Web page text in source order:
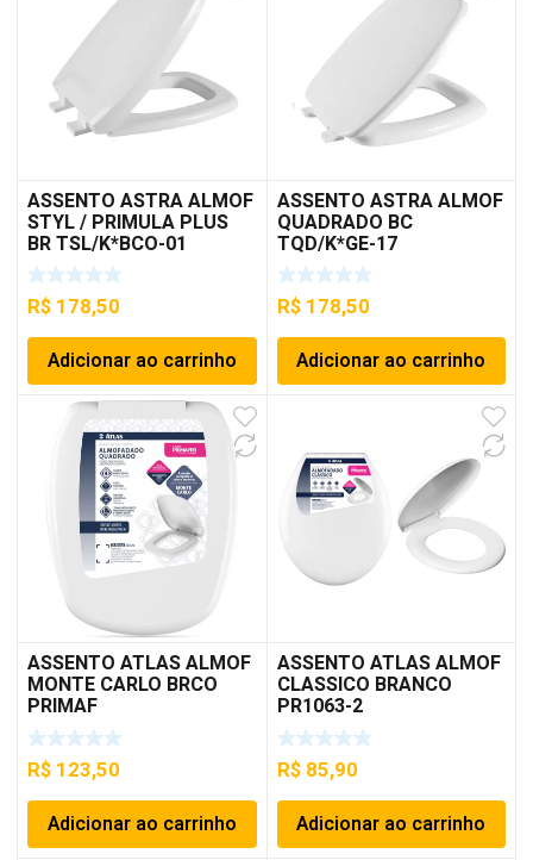
ASSENTO ASTRA ALMOF
STYL / PRIMULA PLUS
BR TSL/K*BCO-01
R$ 178,50
Adicionar ao carrinho
ASSENTO ASTRA ALMOF
QUADRADO BC
TQD/K*GE-17
R$178,50
Adicionar ao carrinho
ASSENTO ATLAS ALMOF
MONTE CARLO BRCO
PRIMAF
R$ 123,50
Adicionar ao carrinho
ASSENTO ATLAS ALMOF
CLASSICO BRANCO
PR1063-2
R$85,90
Adicionar ao carrinho